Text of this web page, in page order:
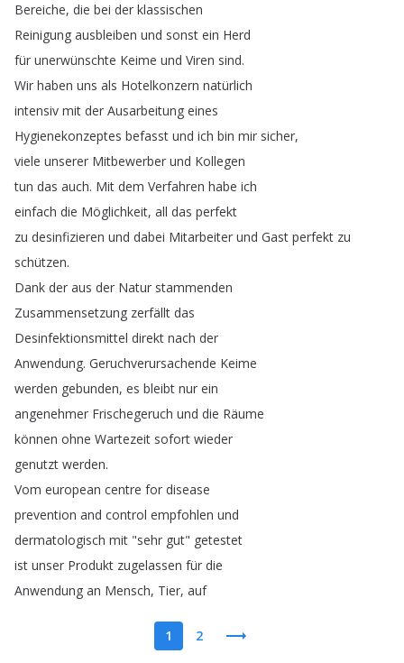
Bereiche, die bei der klassischen
Reinigung ausbleiben und sonst ein Herd
für unerwünschte Keime und Viren sind.
Wir haben uns als Hotelkonzern natürlich
intensiv mit der Ausarbeitung eines
Hygienekonzeptes befasst und ich bin mir sicher,
viele unserer Mitbewerber und Kollegen
tun das auch. Mit dem Verfahren habe ich
einfach die Möglichkeit, all das perfekt
zu desinfizieren und dabei Mitarbeiter und Gast perfekt zu
schützen.
Dank der aus der Natur stammenden
Zusammensetzung zerfällt das
Desinfektionsmittel direkt nach der
Anwendung. Geruchverursachende Keime
werden gebunden, es bleibt nur ein
angenehmer Frischegeruch und die Räume
können ohne Wartezeit sofort wieder
genutzt werden.
Vom european centre for disease
prevention and control empfohlen und
dermatologisch mit "sehr gut" getestet
ist unser Produkt zugelassen für die
Anwendung an Mensch, Tier, auf
1 2